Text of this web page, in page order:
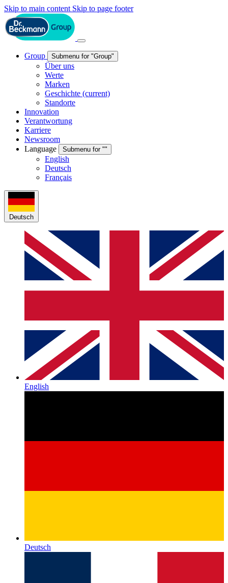
Skip to main content Skip to page footer
Group Submenu for "Group"
Über uns
Werte
Marken
Geschichte (current)
Standorte
Innovation
Verantwortung
Karriere
Newsroom
Language
Submenu for ""
English
Deutsch
Français
Deutsch
English
Deutsch